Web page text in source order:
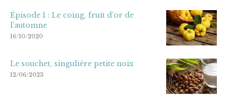
Épisode 1 : Le coing, fruit d’or de
l’automne
16/10/2020
Le souchet, singulière petite noix
12/06/2023